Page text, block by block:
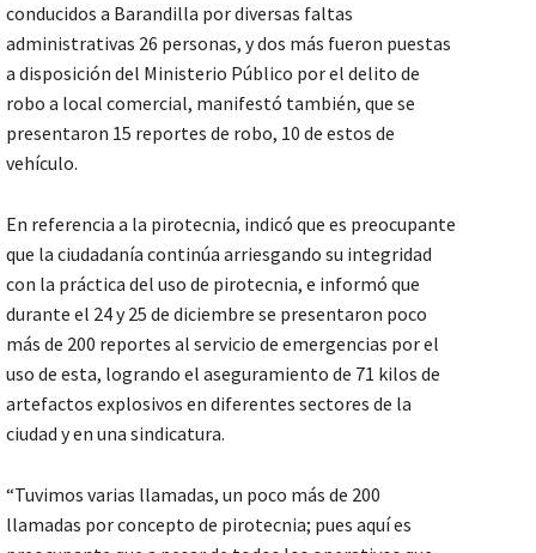
conducidos a Barandilla por diversas faltas
administrativas 26 personas, y dos más fueron puestas
a disposición del Ministerio Público por el delito de
robo a local comercial, manifestó también, que se
presentaron 15 reportes de robo, 10 de estos de
vehículo.
En referencia a la pirotecnia, indicó que es preocupante
que la ciudadanía continúa arriesgando su integridad
con la práctica del uso de pirotecnia, e informó que
durante el 24 y 25 de diciembre se presentaron poco
más de 200 reportes al servicio de emergencias por el
uso de esta, logrando el aseguramiento de 71 kilos de
artefactos explosivos en diferentes sectores de la
ciudad y en una sindicatura.
“Tuvimos varias llamadas, un poco más de 200
llamadas por concepto de pirotecnia; pues aquí es